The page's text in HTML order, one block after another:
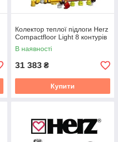
Колектор теплої підлоги Herz
Compactfloor Light 8 контурів
В наявності
31 383 ₴
Купити